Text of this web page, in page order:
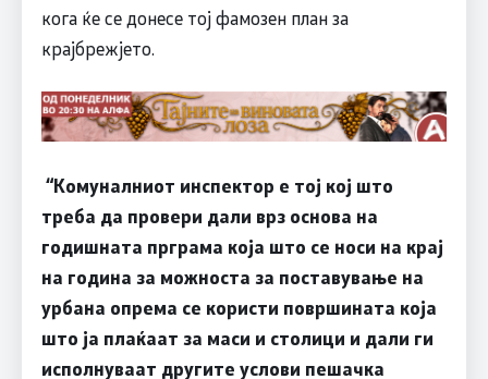
кога ќе се донесе тој фамозен план за
крајбрежјето.
“Комуналниот инспектор е тој кој што
треба да провери дали врз основа на
годишната прграма која што се носи на крај
на година за можноста за поставување на
урбана опрема се користи површината која
што ја плаќаат за маси и столици и дали ги
исполнуваат другите услови пешачка